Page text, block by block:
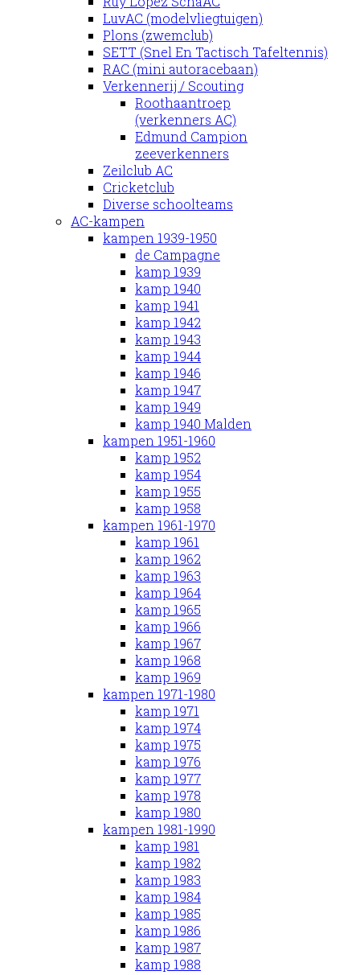
LuvAC (modelvliegtuigen)
Plons (zwemclub)
SETT (Snel En Tactisch Tafeltennis)
RAC (mini autoracebaan)
Verkennerij / Scouting
Roothaantroep
(verkenners AC)
Edmund Campion
zeeverkenners
Zeilclub AC
Cricketclub
Diverse schoolteams
AC-kampen
kampen 1939-1950
de Campagne
kamp 1939
kamp 1940
kamp 1941
kamp 1942
kamp 1943
kamp 1944
kamp 1946
kamp 1947
kamp 1949
kamp 1940 Malden
kampen 1951-1960
kamp 1952
kamp 1954
kamp 1955
kamp 1958
kampen 1961-1970
kamp 1961
kamp 1962
kamp 1963
kamp 1964
kamp 1965
kamp 1966
kamp 1967
kamp 1968
kamp 1969
kampen 1971-1980
kamp 1971
kamp 1974
kamp 1975
kamp 1976
kamp 1977
kamp 1978
kamp 1980
kampen 1981-1990
kamp 1981
kamp 1982
kamp 1983
kamp 1984
kamp 1985
kamp 1986
kamp 1987
kamp 1988